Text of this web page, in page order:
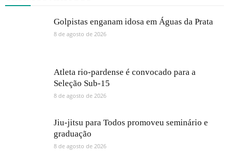
Golpistas enganam idosa em Águas da Prata
8 de agosto de 2026
Atleta rio-pardense é convocado para a
Seleção Sub-15
8 de agosto de 2026
Jiu-jitsu para Todos promoveu seminário e
graduação
8 de agosto de 2026